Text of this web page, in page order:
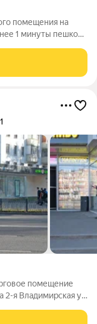
помещения на
1 минуты пешком.
дома.
помещение
2-я Владимирская ул.